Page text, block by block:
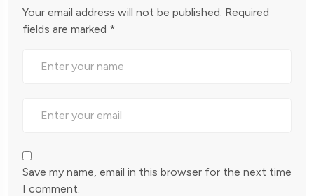
Your email address will not be published. Required
fields are marked *
Save my name, email in this browser for the next time
I comment.